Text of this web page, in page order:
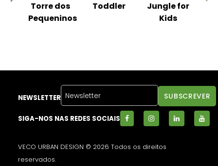
Torre dos
Pequeninos
Toddler
Jungle for
Kids
NEWSLETTER
SIGA-NOS NAS REDES SOCIAIS
VECO URBAN DESIGN © 2026 Todos os direitos
reservados.